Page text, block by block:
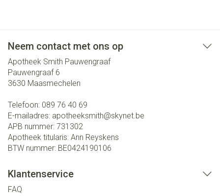
Neem contact met ons op
Apotheek Smith Pauwengraaf
Pauwengraaf 6
3630 Maasmechelen
Telefoon: 089 76 40 69
E-mailadres: apotheeksmith@skynet.be
APB nummer: 731302
Apotheek titularis: Ann Reyskens
BTW nummer: BE0424190106
Klantenservice
FAQ